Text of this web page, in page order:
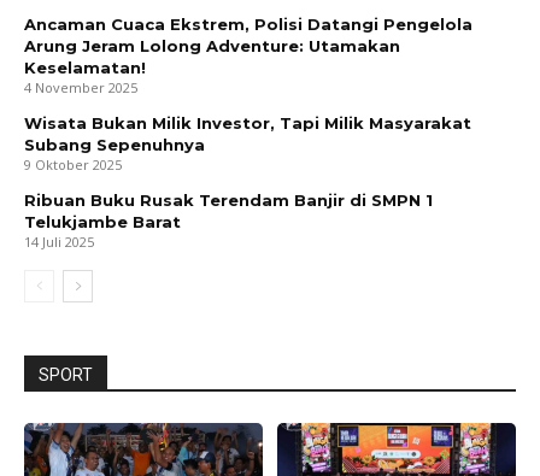
Ancaman Cuaca Ekstrem, Polisi Datangi Pengelola
Arung Jeram Lolong Adventure: Utamakan
Keselamatan!
4 November 2025
Wisata Bukan Milik Investor, Tapi Milik Masyarakat
Subang Sepenuhnya
9 Oktober 2025
Ribuan Buku Rusak Terendam Banjir di SMPN 1
Telukjambe Barat
14 Juli 2025
SPORT